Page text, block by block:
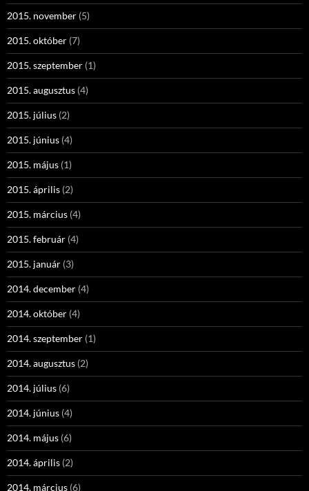
2015. november (5)
2015. október (7)
2015. szeptember (1)
2015. augusztus (4)
2015. július (2)
2015. június (4)
2015. május (1)
2015. április (2)
2015. március (4)
2015. február (4)
2015. január (3)
2014. december (4)
2014. október (4)
2014. szeptember (1)
2014. augusztus (2)
2014. július (6)
2014. június (4)
2014. május (6)
2014. április (2)
2014. március (6)